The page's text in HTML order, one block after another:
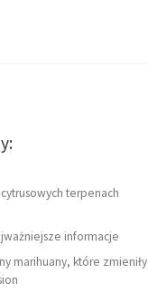
terpenach
informacje
marihuany, które zmieniły